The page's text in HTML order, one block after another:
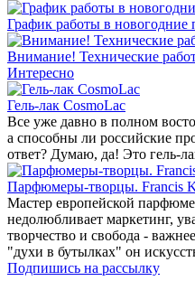
График работы в новогодние
Внимание! Технические
Интересно
Гель-лак CosmoLac
Все уже давно в полном
а способны ли российские
ответ? Думаю, да! Это гель-
Парфюмеры-творцы. Francis
Мастер европейской
недолюбливает маркетинг,
творчество и свобода -
"духи в бутылках" он
Подпишись на рассылку